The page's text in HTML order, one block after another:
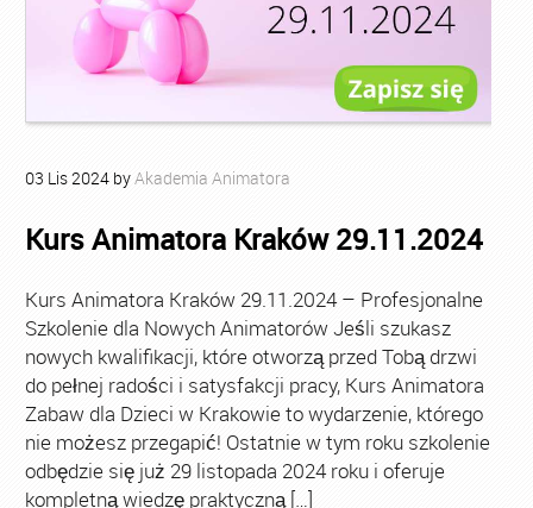
03 Lis2024 byAkademia Animatora
Kurs Animatora Kraków 29.11.2024
Kurs Animatora Kraków 29.11.2024 – Profesjonalne
Szkolenie dla Nowych Animatorów Jeśli szukasz
nowych kwalifikacji, które otworzą przed Tobą drzwi
do pełnej radości i satysfakcji pracy, Kurs Animatora
Zabaw dla Dzieci w Krakowie to wydarzenie, którego
nie możesz przegapić! Ostatnie w tym roku szkolenie
odbędzie się już 29 listopada 2024 roku i oferuje
kompletną wiedzę praktyczną […]